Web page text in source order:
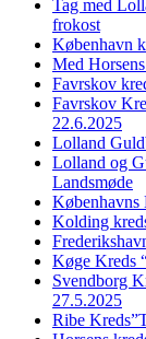
Tag med
frokost
København
Med
Favrskov
Favrskov
22.6.2025
Lolland
Lolland og
Landsmøde
Københavns
Kolding
Køge Kreds
Svendborg
27.5.2025
Ribe